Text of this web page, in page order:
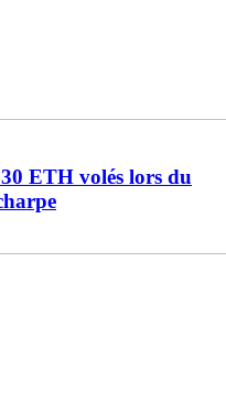
ETH volés lors du